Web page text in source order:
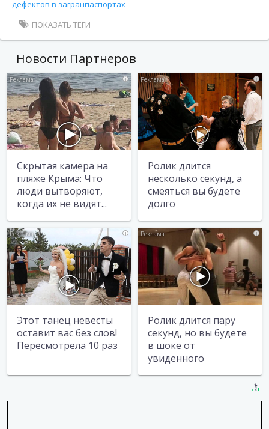
дефектов в загранпаспортах
ПОКАЗАТЬ ТЕГИ
Новости Партнеров
i
Скрытая камера на
пляже Крыма: Что
люди вытворяют,
когда их не видят...
i
Ролик длится
несколько секунд, а
смеяться вы будете
долго
i
Этот танец невесты
оставит вас без слов!
Пересмотрела 10 раз
i
Ролик длится пару
секунд, но вы будете
в шоке от
увиденного